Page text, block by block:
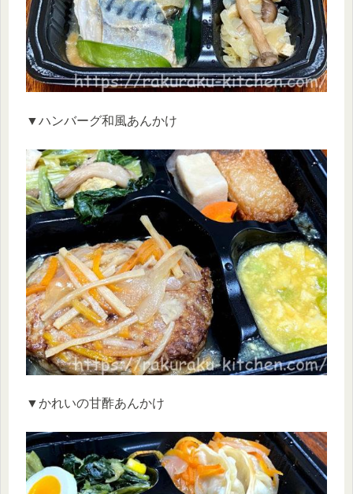
▼ハンバーグ和風あんかけ
▼かれいの甘酢あんかけ